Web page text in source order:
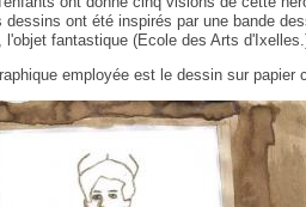
dessins ont été inspirés par une bande
l'objet fantastique (Ecole des Arts
employée est le dessin sur